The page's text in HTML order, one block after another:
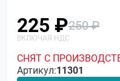
225 ₽250 ₽
СНЯТ С
Артикул:11301